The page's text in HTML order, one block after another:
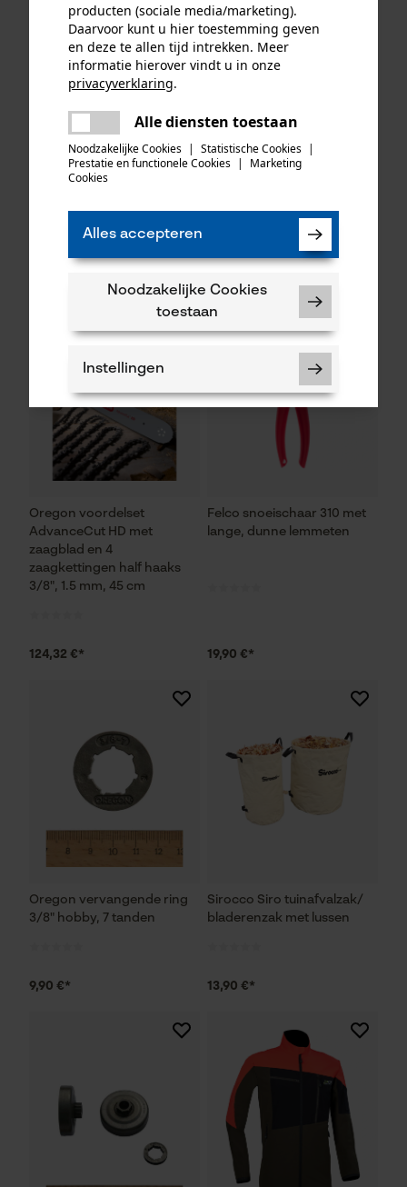
KOX zaagkettingen half
haaks 325", 1.6 mm, 74
48,82 €*
Oregon ringtandwiel 325, 7
34,90 €*
Oregon voordelset
AdvanceCut HD met
zaagblad en 4
zaagkettingen half haaks
3/8", 1.5 mm, 45 cm
124,32 €*
Felco snoeischaar 310 met
lange, dunne lemmeten
19,90 €*
Oregon vervangende ring
3/8" hobby, 7 tanden
9,90 €*
Sirocco Siro tuinafvalzak/
bladerenzak met lussen
13,90 €*
producten (sociale media/marketing).
Daarvoor kunt u hier toestemming geven
en deze te allen tijd intrekken. Meer
informatie hierover vindt u in onze
privacyverklaring.
Alle diensten toestaan
Noodzakelijke Cookies | Statistische Cookies |
Prestatie en functionele Cookies |
Marketing
Cookies
Alles accepteren
Noodzakelijke Cookies
toestaan
Instellingen
Noodzakelijke Cookies
Controleer instelling van cookies
De keuze voor
Statistische Cookies
Econda Analytics
Fact-Finder Tracking
Prestatie en functionele
Loop54 Personalization
Gepersonaliseerde homepage
Opgeslagen winkelwagen
Persoonlijke begroeting
Geo-IP en gebruikersdetectie
YouTube-video's
Er is een fout opgetreden. Gelieve
het opnieuw te proberen.
delen
mail